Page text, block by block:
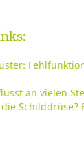
an vielen